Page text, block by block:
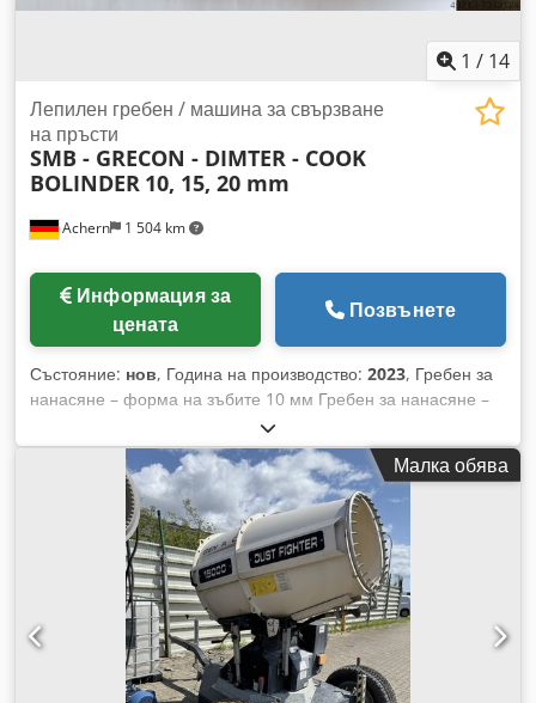
1 / 14
Achern 1 504 km
Лепилен гребен / машина за свързване
на пръсти
SMB - GRECON - DIMTER - COOK
BOLINDER 10, 15, 20 mm
Информация за
цената
Позвънете
Състояние: нов, Година на производство: 2023, Гребен за
нанасяне – форма на зъбите 10 мм Гребен за нанасяне –
форма на зъбите 15 мм Гребени за нанасяне – форма на
зъбите 20 мм Профил с клиновидни зъби Гребен за
нанасяне на лепило Гребен за нанасяне на лепило Гребен
за лепило Гребени за лепило Cedpfxsiacbpo Aikorf
>>Време за доставка: налично на склад
Малка обява